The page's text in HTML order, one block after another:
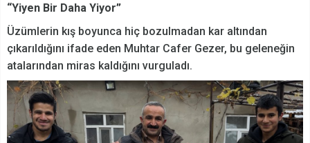
“Yiyen Bir Daha Yiyor”
Üzümlerin kış boyunca hiç bozulmadan kar altından
çıkarıldığını ifade eden Muhtar Cafer Gezer, bu geleneğin
atalarından miras kaldığını vurguladı.